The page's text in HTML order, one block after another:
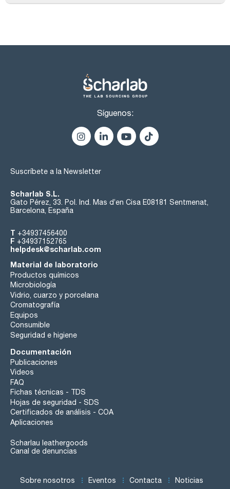
Síguenos:
Suscríbete a la Newsletter
Scharlab S.L.
Gato Pérez, 33. Pol. Ind. Mas d’en Cisa E08181 Sentmenat,
Barcelona, España
T +34937456400
F +34937152765
helpdesk@scharlab.com
Material de laboratorio
Productos químicos
Microbiología
Vidrio, cuarzo y porcelana
Cromatografía
Equipos
Consumible
Seguridad e higiene
Documentación
Publicaciones
Videos
FAQ
Fichas técnicas - TDS
Hojas de seguridad - SDS
Certificados de análisis - COA
Aplicaciones
Scharlau leathergoods
Canal de denuncias
Sobre nosotros Eventos Contacta Noticias